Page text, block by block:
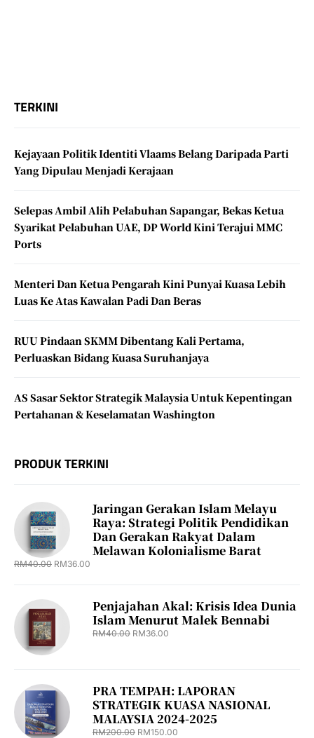
TERKINI
Kejayaan Politik Identiti Vlaams Belang Daripada Parti
Yang Dipulau Menjadi Kerajaan
Selepas Ambil Alih Pelabuhan Sapangar, Bekas Ketua
Syarikat Pelabuhan UAE, DP World Kini Terajui MMC
Ports
Menteri Dan Ketua Pengarah Kini Punyai Kuasa Lebih
Luas Ke Atas Kawalan Padi Dan Beras
RUU Pindaan SKMM Dibentang Kali Pertama,
Perluaskan Bidang Kuasa Suruhanjaya
AS Sasar Sektor Strategik Malaysia Untuk Kepentingan
Pertahanan & Keselamatan Washington
PRODUK TERKINI
Jaringan Gerakan Islam Melayu
Raya: Strategi Politik Pendidikan
Dan Gerakan Rakyat Dalam
Melawan Kolonialisme Barat
RM40.00 RM36.00
Penjajahan Akal: Krisis Idea Dunia
Islam Menurut Malek Bennabi
RM40.00 RM36.00
PRA TEMPAH: LAPORAN
STRATEGIK KUASA NASIONAL
MALAYSIA 2024-2025
RM200.00 RM150.00